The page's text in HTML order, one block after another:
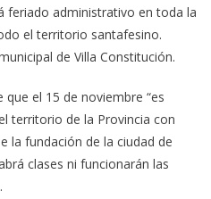
feriado administrativo en toda la
el territorio santafesino.
de Villa Constitución.
que el 15 de noviembre “es
territorio de la Provincia con
la fundación de la ciudad de
clases ni funcionarán las